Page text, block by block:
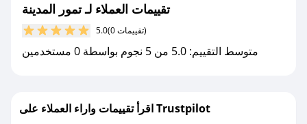
تقييمات العملاء لـ تمور المدينة
5.0 (0 تقييمات)
متوسط التقييم: 5.0 من 5 نجوم بواسطة 0 مستخدمين
اقرأ تقييمات واراء العملاء على Trustpilot